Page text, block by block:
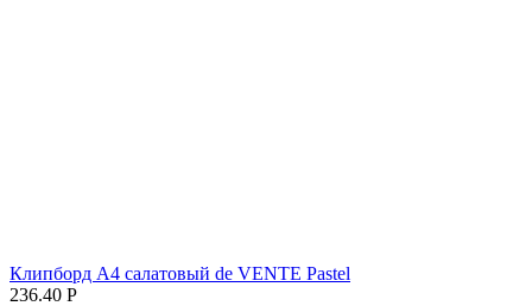
Клипборд А4 салатовый de VENTE Pastel
236.40 Р